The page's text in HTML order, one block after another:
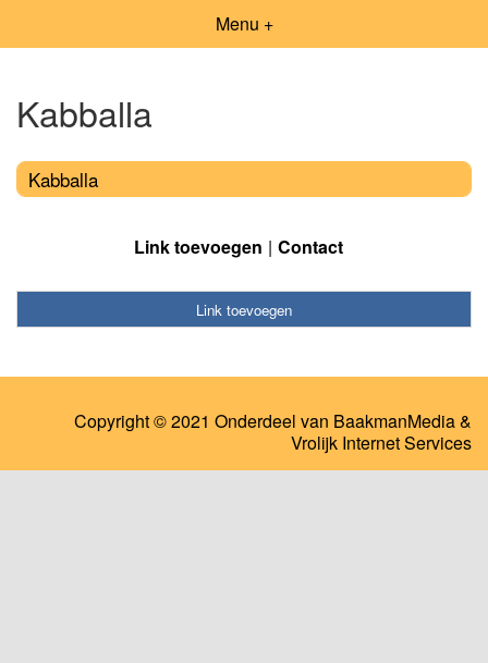
Menu +
Kabballa
Kabballa
Link toevoegen Contact
Link toevoegen
Copyright © 2021 Onderdeel van BaakmanMedia&
Vrolijk Internet Services